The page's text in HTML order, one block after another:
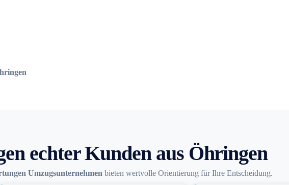
echter Kunden aus Öhringen
Umzugsunternehmen bieten wertvolle Orientierung für Ihre Entscheidung.